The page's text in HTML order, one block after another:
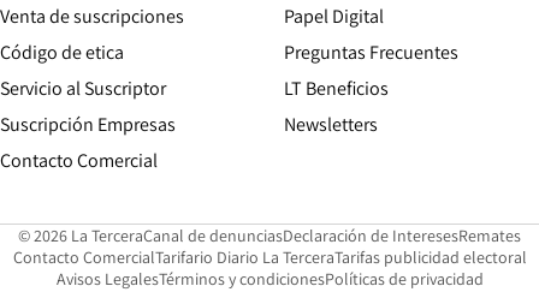
Venta de suscripciones
Código de etica Opens in new window
Servicio al Suscriptor
Suscripción Empresas
Contacto ComercialOpens in new window
Papel DigitalOpens in new
Preguntas Frecuentes
LT Beneficios
Newsletters
© 2026 La TerceraCanal de denunciasOpens in new window
Declaración de InteresesOpens in
Remates
Contacto ComercialOpens in new window
Tarifario Diario La TerceraOpens in new window
Tarifas publicidad electoral
Avisos LegalesOpens in new window
Términos y condicionesPolíticas de privacidad